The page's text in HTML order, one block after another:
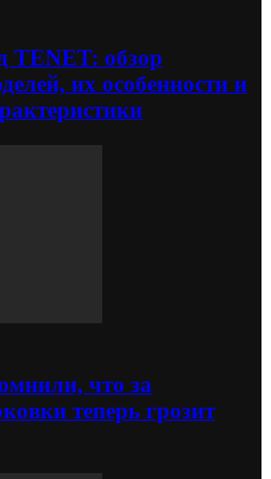
TENET: обзор
их особенности и
что за
теперь грозит